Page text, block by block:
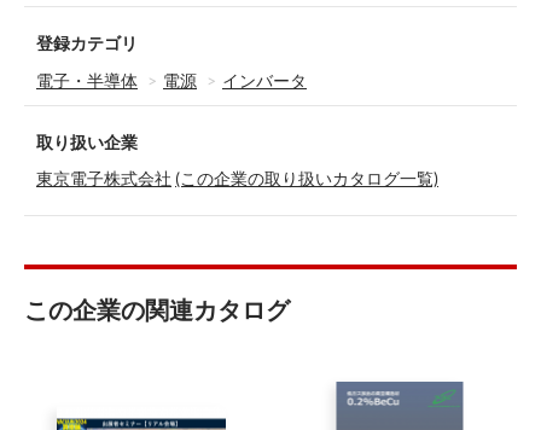
登録カテゴリ
電子・半導体
電源 インバータ
取り扱い企業
東京電子株式会社 (この企業の取り扱いカタログ一覧)
この企業の関連カタログ